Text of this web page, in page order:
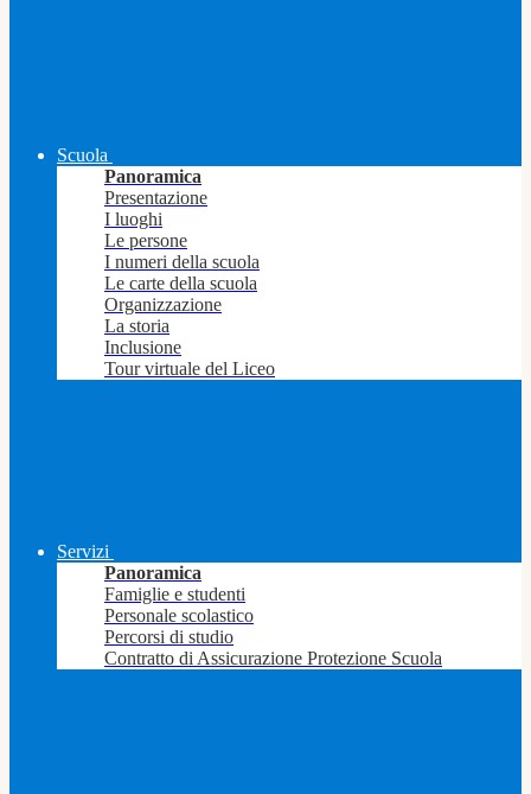
Scuola
Panoramica
Presentazione
I luoghi
Le persone
I numeri della scuola
Le carte della scuola
Organizzazione
La storia
Inclusione
Tour virtuale del Liceo
Servizi
Panoramica
Famiglie e studenti
Personale scolastico
Percorsi di studio
Contratto di Assicurazione Protezione Scuola